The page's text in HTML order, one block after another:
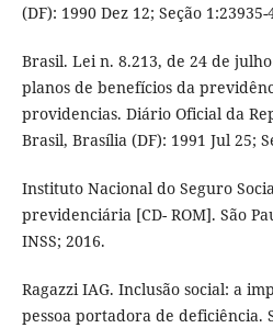
(DF): 1990 Dez 12; Seção 1:23935-
Brasil. Lei n. 8.213, de 24 de
planos de benefícios da
providencias. Diário Oficial da
Brasil, Brasília (DF): 1991 Jul 25;
Instituto Nacional do Seguro
previdenciária [CD- ROM]. São
INSS; 2016.
Ragazzi IAG. Inclusão social: a
pessoa portadora de deficiência.